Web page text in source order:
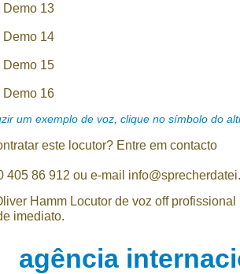
Demo 13
Demo 14
Demo 15
Demo 16
um exemplo de voz, clique no símbolo do
este locutor? Entre em contacto
405 86 912 ou e-mail
Hamm Locutor de voz off profissional
imediato.
agência